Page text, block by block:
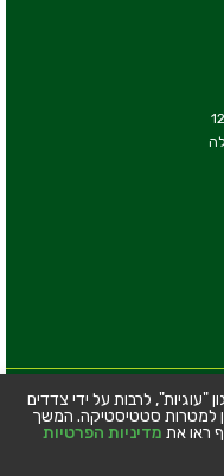
בע''מ
"עוגיות", לרבות על ידי צדדים
למטרות סטטיסטיקה. המשך
ראו את מדיניות הפרטיות